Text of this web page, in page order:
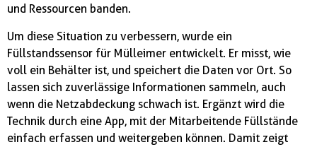
und Ressourcen banden.
Um diese Situation zu verbessern, wurde ein
Füllstandssensor für Mülleimer entwickelt. Er misst, wie
voll ein Behälter ist, und speichert die Daten vor Ort. So
lassen sich zuverlässige Informationen sammeln, auch
wenn die Netzabdeckung schwach ist. Ergänzt wird die
Technik durch eine App, mit der Mitarbeitende Füllstände
einfach erfassen und weitergeben können. Damit zeigt